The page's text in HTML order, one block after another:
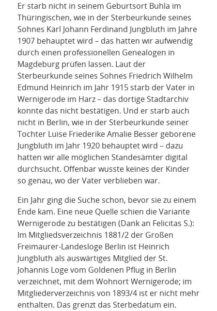
Er starb nicht in seinem Geburtsort Buhla im
Thüringischen, wie in der Sterbeurkunde seines
Sohnes Karl Johann Ferdinand Jungbluth im Jahre
1907 behauptet wird – das hatten wir aufwendig
durch einen professionellen Genealogen in
Magdeburg prüfen lassen. Laut der
Sterbeurkunde seines Sohnes Friedrich Wilhelm
Edmund Heinrich im Jahr 1915 starb der Vater in
Wernigerode im Harz – das dortige Stadtarchiv
konnte das nicht bestätigen. Und er starb auch
nicht in Berlin, wie in der Sterbeurkunde seiner
Tochter Luise Friederike Amalie Besser geborene
Jungbluth im Jahr 1920 behauptet wird – dazu
hatten wir alle möglichen Standesämter digital
durchsucht. Offenbar wusste keines der Kinder
so genau, wo der Vater verblieben war.
Ein Jahr ging die Suche schon, bevor sie zu einem
Ende kam. Eine neue Quelle schien die Variante
Wernigerode zu bestätigen (Dank an Felicitas S.):
Im Mitgliedsverzeichnis 1881/2 der Großen
Freimaurer-Landesloge Berlin ist Heinrich
Jungbluth als auswärtiges Mitglied der St.
Johannis Loge vom Goldenen Pflug in Berlin
verzeichnet, mit dem Wohnort Wernigerode; im
Mitgliederverzeichnis von 1893/4 ist er nicht mehr
enthalten. Das grenzt das Sterbedatum ein.